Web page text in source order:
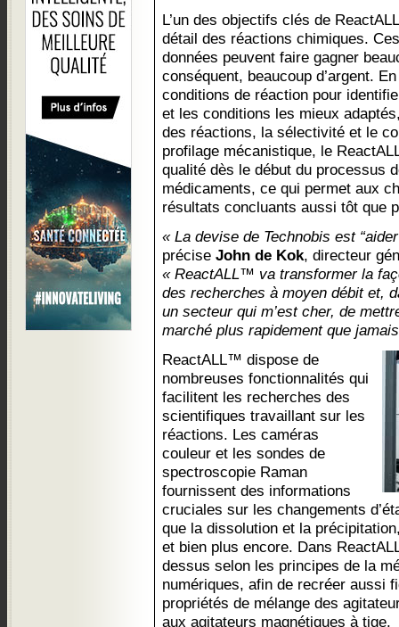
L’un des objectifs clés de
détail des réactions chimiques.
données peuvent faire gagner
conséquent, beaucoup d’argent.
conditions de réaction pour
et les conditions les mieux
des réactions, la sélectivité et le
profilage mécanistique, le
qualité dès le début du processus
médicaments, ce qui permet aux
résultats concluants aussi tôt que
« La devise de Technobis est
précise John de Kok, directeur
« ReactALL™ va transformer la
des recherches à moyen débit et,
un secteur qui m’est cher, de
marché plus rapidement que
ReactALL™ dispose de
nombreuses fonctionnalités qui
facilitent les recherches des
scientifiques travaillant sur les
réactions. Les caméras
couleur et les sondes de
spectroscopie Raman
fournissent des informations
cruciales sur les changements
que la dissolution et la
et bien plus encore. Dans
dessus selon les principes de la
numériques, afin de recréer aussi
propriétés de mélange des
aux agitateurs magnétiques à tige.